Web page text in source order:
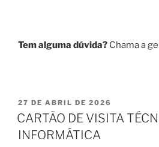
Tem alguma dúvida? Chama a
PUBLICADO
EM
27 DE ABRIL DE 2026
CARTÃO DE VISITA
INFORMÁTICA